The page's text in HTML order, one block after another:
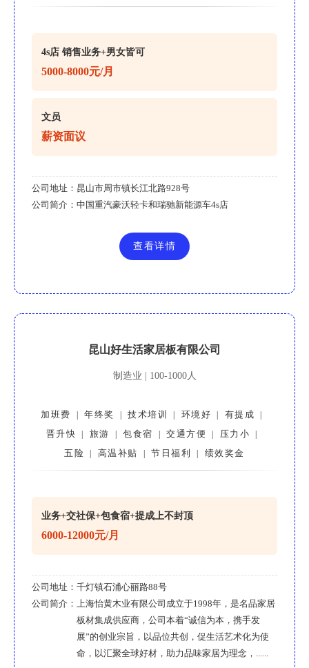
4s店 销售业务+男女皆可
5000-8000元/月
文员
薪资面议
公司地址： 昆山市周市镇长江北路928号
公司简介： 中国重汽豪沃轻卡和瑞驰新能源车4s店
查看详情
昆山好生活家居板有限公司
制造业 | 100-1000人
加班费 年终奖 技术培训 环境好 有提成
晋升快 旅游 包食宿 交通方便 压力小
五险 高温补贴 节日福利 绩效奖金
业务+交社保+包食宿+提成上不封顶
6000-12000元/月
公司地址： 千灯镇石浦心丽路88号
公司简介：
上海怡黄木业有限公司成立于1998年，是名品家居
板材集成供应商，公司本着“诚信为本，携手发
展”的创业宗旨，以品位共创，促生活艺术化为使
命，以汇聚全球好材，助力品味家居为理念，......